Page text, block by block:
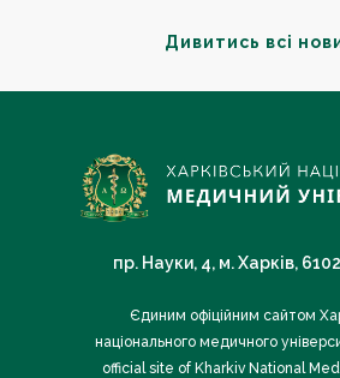
Дивитись всі
пр. Науки, 4, м. Харків,
Єдиним офіційним сайтом
національного медичного
official site of Kharkiv National